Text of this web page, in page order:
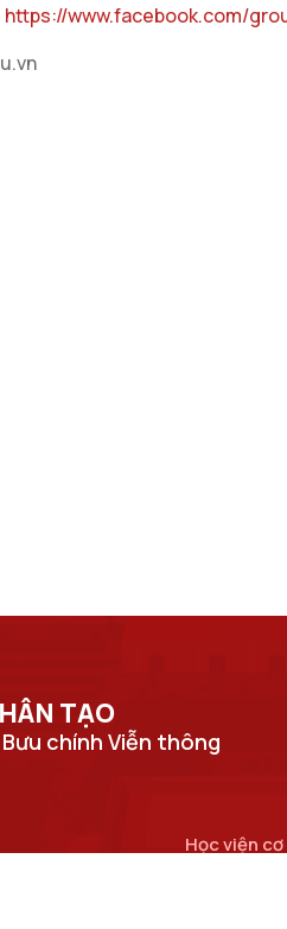
https://www.facebook.com/
TẠO​
chính Viễn thông
Học viện